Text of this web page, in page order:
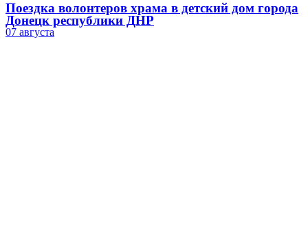
Поездка волонтеров храма в детский дом города
Донецк республики ДНР
07 августа